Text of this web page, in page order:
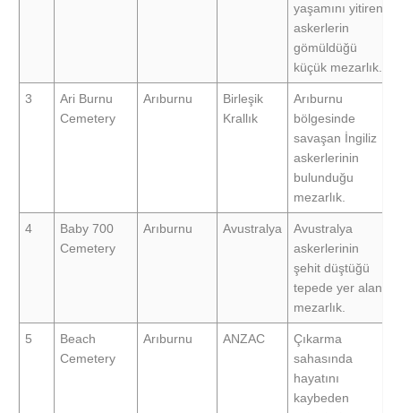
yaşamını yitiren
askerlerin
gömüldüğü
küçük mezarlık.
3
Ari Burnu
Cemetery
Arıburnu
Birleşik
Krallık
Arıburnu
bölgesinde
savaşan İngiliz
askerlerinin
bulunduğu
mezarlık.
4
Baby 700
Cemetery
Arıburnu Avustralya
Avustralya
askerlerinin
şehit düştüğü
tepede yer alan
mezarlık.
5
Beach
Cemetery
Arıburnu ANZAC
Çıkarma
sahasında
hayatını
kaybeden